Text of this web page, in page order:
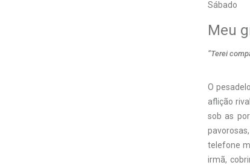
Sábado
Meu
“Terei
O
aflição
sob as
telefone
irmã,